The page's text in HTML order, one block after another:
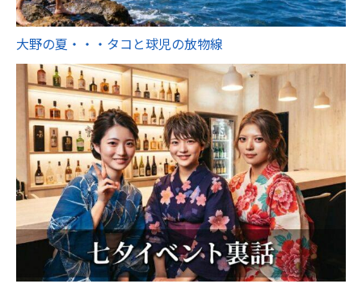
大野の夏・・・タコと球児の放物線